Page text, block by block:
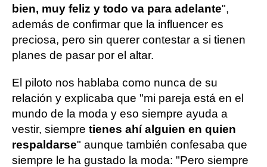
bien, muy feliz y todo va para adelante",
además de confirmar que la influencer es
preciosa, pero sin querer contestar a si tienen
planes de pasar por el altar.
El piloto nos hablaba como nunca de su
relación y explicaba que "mi pareja está en el
mundo de la moda y eso siempre ayuda a
vestir, siempre tienes ahí alguien en quien
respaldarse" aunque también confesaba que
siempre le ha gustado la moda: "Pero siempre